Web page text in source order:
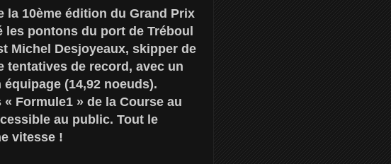
la 10ème édition du Grand Prix
les pontons du port de Tréboul
Michel Desjoyeaux, skipper de
tentatives de record, avec un
(14,92 noeuds).
Formule1 » de la Course au
au public. Tout le
vitesse !